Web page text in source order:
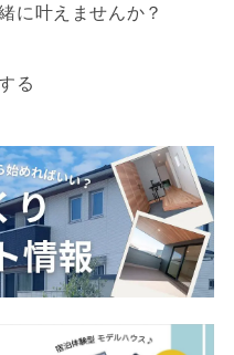
に叶えませんか？
る